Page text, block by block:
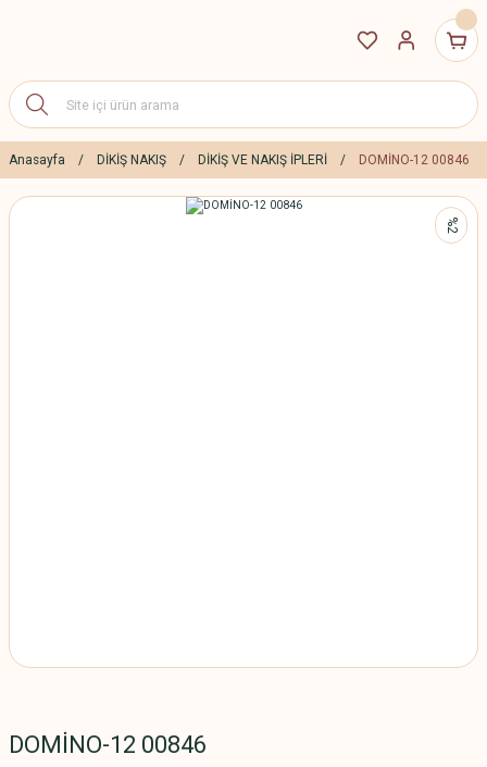
Anasayfa DİKİŞ NAKIŞ DİKİŞ VE NAKIŞ İPLERİ DOMİNO-12 00846
%2
DOMİNO-12 00846